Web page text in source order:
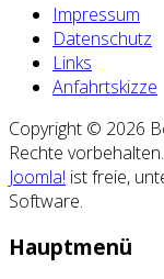
Impressum
Datenschutz
Links
Anfahrtskizze
Copyright © 2026
Rechte vorbehalten.
Joomla! ist freie,
Software.
Hauptmenü